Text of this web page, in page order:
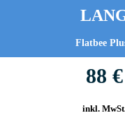
Flatbee
88 €
inkl.